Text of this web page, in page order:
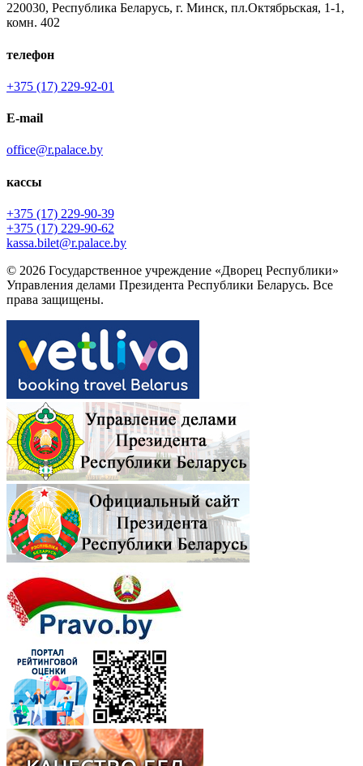
220030, Республика Беларусь, г. Минск, пл.Октябрьская, 1-1,
комн. 402
телефон
+375 (17) 229-92-01
E-mail
office@r.palace.by
кассы
+375 (17) 229-90-39
+375 (17) 229-90-62
kassa.bilet@r.palace.by
© 2026 Государственное учреждение «Дворец Республики»
Управления делами Президента Республики Беларусь. Все
права защищены.